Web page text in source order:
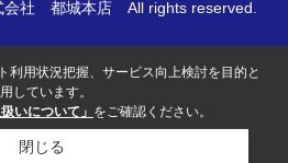
会社 都城本店 All rights reserved.
利用状況把握、サービス向上検討を目的と
しています。
いについて」 をご確認ください。
閉じる